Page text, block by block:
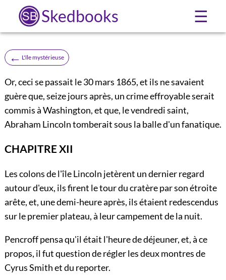
Skedbooks ☰
← L'île mystérieuse
Or, ceci se passait le 30 mars 1865, et ils ne savaient
guère que, seize jours après, un crime effroyable serait
commis à Washington, et que, le vendredi saint,
Abraham Lincoln tomberait sous la balle d'un fanatique.
CHAPITRE XII
Les colons de l'île Lincoln jetèrent un dernier regard
autour d'eux, ils firent le tour du cratère par son étroite
arête, et, une demi-heure après, ils étaient redescendus
sur le premier plateau, à leur campement de la nuit.
Pencroff pensa qu'il était l'heure de déjeuner, et, à ce
propos, il fut question de régler les deux montres de
Cyrus Smith et du reporter.